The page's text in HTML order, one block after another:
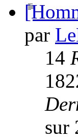
par
14
sur